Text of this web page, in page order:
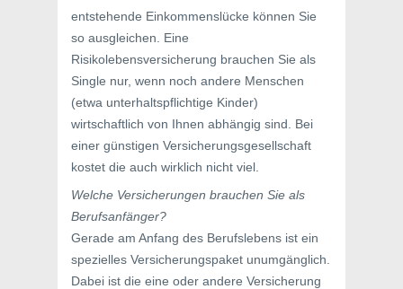
entstehende Einkommenslücke können Sie
so ausgleichen. Eine
Risikolebensversicherung brauchen Sie als
Single nur, wenn noch andere Menschen
(etwa unterhaltspflichtige Kinder)
wirtschaftlich von Ihnen abhängig sind. Bei
einer günstigen Versicherungsgesellschaft
kostet die auch wirklich nicht viel.
Welche Versicherungen brauchen Sie als
Berufsanfänger?
Gerade am Anfang des Berufslebens ist ein
spezielles Versicherungspaket unumgänglich.
Dabei ist die eine oder andere Versicherung